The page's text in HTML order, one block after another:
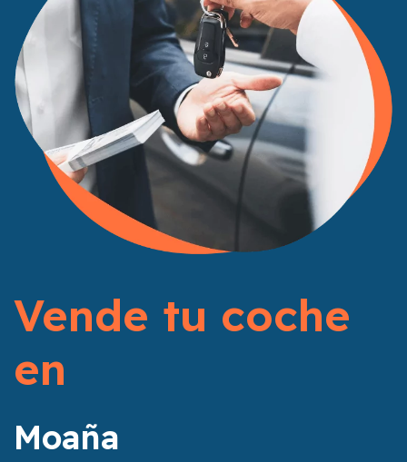
Vende tu coche
en
Moaña